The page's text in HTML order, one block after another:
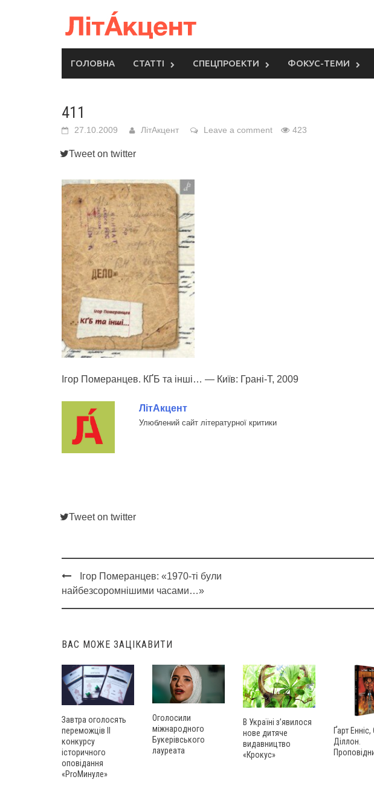
ГОЛОВНА СТАТТІ СПЕЦПРОЕКТИ ФОКУС-ТЕМИ
411
27.10.2009 ЛітАкцент Leave a comment 423
Tweet on twitter
Ігор Померанцев. КҐБ та інші… — Київ: Грані-Т, 2009
ЛітАкцент
Улюблений сайт літературної критики
Tweet on twitter
Post
navigation
Ігор Померанцев: «1970-ті були
найбезсоромнішими часами…»
ВАС МОЖЕ ЗАЦІКАВИТИ
Завтра оголосять
переможців ІІ
конкурсу
історичного
оповідання
«ProМинуле»
Оголосили
міжнародного
Букерівського
лауреата
В Україні з’явилося
нове дитяче
видавництво
«Крокус»
Ґарт Енніс,
Діллон.